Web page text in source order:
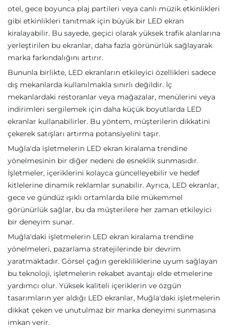
otel, gece boyunca plaj partileri veya canlı müzik etkinlikleri
gibi etkinlikleri tanıtmak için büyük bir LED ekran
kiralayabilir. Bu sayede, geçici olarak yüksek trafik alanlarına
yerleştirilen bu ekranlar, daha fazla görünürlük sağlayarak
marka farkındalığını artırır.
Bununla birlikte, LED ekranların etkileyici özellikleri sadece
dış mekanlarda kullanılmakla sınırlı değildir. İç
mekanlardaki restoranlar veya mağazalar, menülerini veya
indirimleri sergilemek için daha küçük boyutlarda LED
ekranlar kullanabilirler. Bu yöntem, müşterilerin dikkatini
çekerek satışları artırma potansiyelini taşır.
Muğla'da işletmelerin LED ekran kiralama trendine
yönelmesinin bir diğer nedeni de esneklik sunmasıdır.
İşletmeler, içeriklerini kolayca güncelleyebilir ve hedef
kitlelerine dinamik reklamlar sunabilir. Ayrıca, LED ekranlar,
gece ve gündüz ışıklı ortamlarda bile mükemmel
görünürlük sağlar, bu da müşterilere her zaman etkileyici
bir deneyim sunar.
Muğla'daki işletmelerin LED ekran kiralama trendine
yönelmeleri, pazarlama stratejilerinde bir devrim
yaratmaktadır. Görsel çağın gerekliliklerine uyum sağlayan
bu teknoloji, işletmelerin rekabet avantajı elde etmelerine
yardımcı olur. Yüksek kaliteli içeriklerin ve özgün
tasarımların yer aldığı LED ekranlar, Muğla'daki işletmelerin
dikkat çeken ve unutulmaz bir marka deneyimi sunmasına
imkan verir.